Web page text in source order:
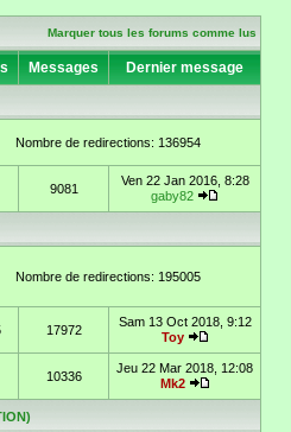
Marquer tous les forums comme lus
Messages Dernier message
Nombre de redirections: 136954
9081
Ven 22 Jan 2016, 8:28
gaby82
Nombre de redirections: 195005
17972
Sam 13 Oct 2018, 9:12
Toy
10336
Jeu 22 Mar 2018, 12:08
Mk2